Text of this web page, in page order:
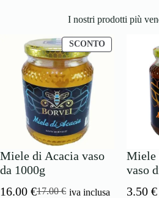
I nostri prodotti più
SCONTOPRODOTTO
IN
Miele di Acacia vaso
da 1000g
17.00€
16.00 € iva inclusa
vaso
3.50€